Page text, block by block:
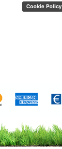
Cookie Policy